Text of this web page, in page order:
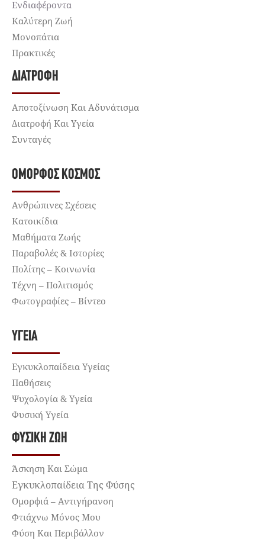
Ενδιαφέροντα
Καλύτερη Ζωή
Μονοπάτια
Πρακτικές
ΔΙΑΤΡΟΦΉ
Αποτοξίνωση Και Αδυνάτισμα
Διατροφή Και Υγεία
Συνταγές
ΌΜΟΡΦΟΣ ΚΌΣΜΟΣ
Ανθρώπινες Σχέσεις
Κατοικίδια
Μαθήματα Ζωής
Παραβολές & Ιστορίες
Πολίτης – Κοινωνία
Τέχνη – Πολιτισμός
Φωτογραφίες – Βίντεο
ΥΓΕΊΑ
Εγκυκλοπαίδεια Υγείας
Παθήσεις
Ψυχολογία & Υγεία
Φυσική Υγεία
ΦΥΣΙΚΉ ΖΩΉ
Άσκηση Και Σώμα
Εγκυκλοπαίδεια Της Φύσης
Ομορφιά – Αντιγήρανση
Φτιάχνω Μόνος Μου
Φύση Και Περιβάλλον